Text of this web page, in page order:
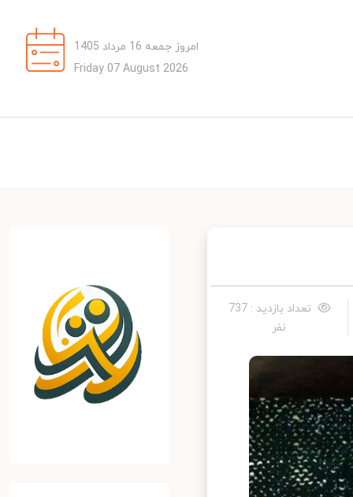
امروز جمعه 16 مرداد 1405
Friday 07 August 2026
تعداد بازدید : 737
نفر